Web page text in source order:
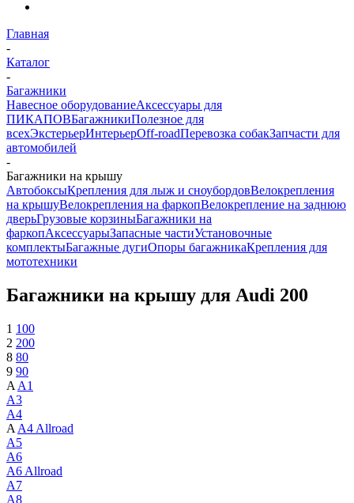
Главная
-
Каталог
-
Багажники
Навесное оборудованиеАксессуары для
ПИКАПОВБагажникиПолезное для
всехЭкстерьерИнтерьерOff-roadПеревозка собакЗапчасти для
автомобилей
-
Багажники на крышу
АвтобоксыКрепления для лыж и сноубордовВелокрепления
на крышуВелокрепления на фаркопВелокрепление на заднюю
дверьГрузовые корзиныБагажники на
фаркопАксессуарыЗапасные частиУстановочные
комплектыБагажные дугиОпоры багажникаКрепления для
мототехники
Багажники на крышу для Audi 200
1 100
2 200
8 80
9 90
A A1
A3
A4
A A4 Allroad
A5
A6
A6 Allroad
A7
A8